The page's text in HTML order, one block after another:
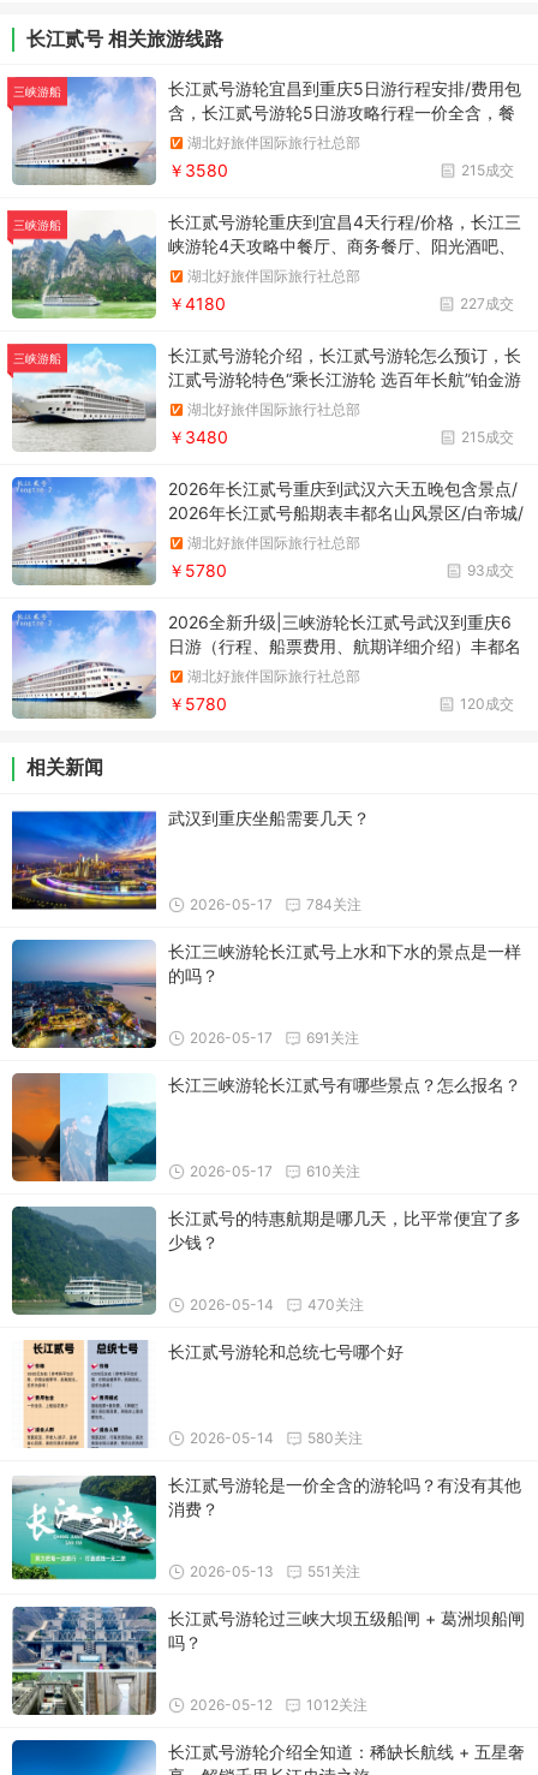
长江贰号 相关旅游线路
三峡游船
长江贰号游轮宜昌到重庆5日游行程安排/费用包
含，长江贰号游轮5日游攻略行程一价全含，餐
食升级，以康养文化为主题
湖北好旅伴国际旅行社总部
215成交
￥3580
三峡游船
长江贰号游轮重庆到宜昌4天行程/价格，长江三
峡游轮4天攻略中餐厅、商务餐厅、阳光酒吧、
咖啡厅、图书室、娱乐室、水疗馆、商场、国际
品牌店以及观光电梯等一应俱全。
湖北好旅伴国际旅行社总部
227成交
￥4180
三峡游船
长江贰号游轮介绍，长江贰号游轮怎么预订，长
江贰号游轮特色“乘长江游轮 选百年长航”铂金游
轮 . 长江贰号
湖北好旅伴国际旅行社总部
215成交
￥3480
2026年长江贰号重庆到武汉六天五晚包含景点/
2026年长江贰号船期表丰都名山风景区/白帝城/
瞿塘峡/巫峡/神女溪/三峡大坝五级船闸/三峡大
坝/西陵峡东段/葛洲坝船闸/岳阳楼+汴河风情街/
湖北好旅伴国际旅行社总部
93成交
￥5780
2026全新升级|三峡游轮长江贰号武汉到重庆6
日游（行程、船票费用、航期详细介绍）丰都名
山/白帝城/瞿塘峡/神女溪/巫峡/三峡大坝五级船
闸/三峡大坝/西陵峡东段/葛洲坝船闸/岳阳楼+汴
湖北好旅伴国际旅行社总部
120成交
￥5780
相关新闻
武汉到重庆坐船需要几天？
784关注
2026-05-17
长江三峡游轮长江贰号上水和下水的景点是一样
的吗？
691关注
2026-05-17
长江三峡游轮长江贰号有哪些景点？怎么报名？
610关注
2026-05-17
长江贰号的特惠航期是哪几天，比平常便宜了多
少钱？
470关注
2026-05-14
长江贰号游轮和总统七号哪个好
580关注
2026-05-14
长江贰号游轮是一价全含的游轮吗？有没有其他
消费？
551关注
2026-05-13
长江贰号游轮过三峡大坝五级船闸 + 葛洲坝船闸
吗？
1012关注
2026-05-12
长江贰号游轮介绍全知道：稀缺长航线 + 五星奢